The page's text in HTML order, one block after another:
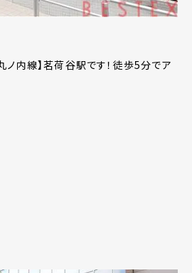
ノ内線】茗荷谷駅です！徒歩5分でア